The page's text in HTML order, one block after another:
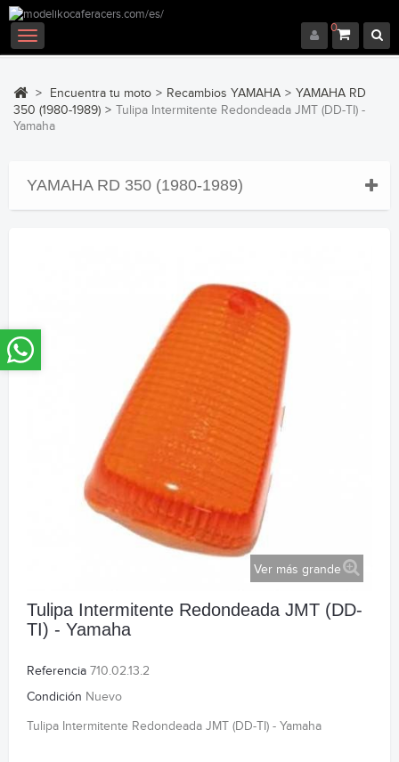
0
Navegación
Toggle
> Encuentra tu moto > Recambios YAMAHA > YAMAHA RD
350 (1980-1989) > Tulipa Intermitente Redondeada JMT (DD-TI) -
Yamaha
YAMAHA RD 350 (1980-1989)
Ver más grande
Tulipa Intermitente Redondeada JMT (DD-
TI) - Yamaha
Referencia 710.02.13.2
Condición Nuevo
Tulipa Intermitente Redondeada JMT (DD-TI) - Yamaha